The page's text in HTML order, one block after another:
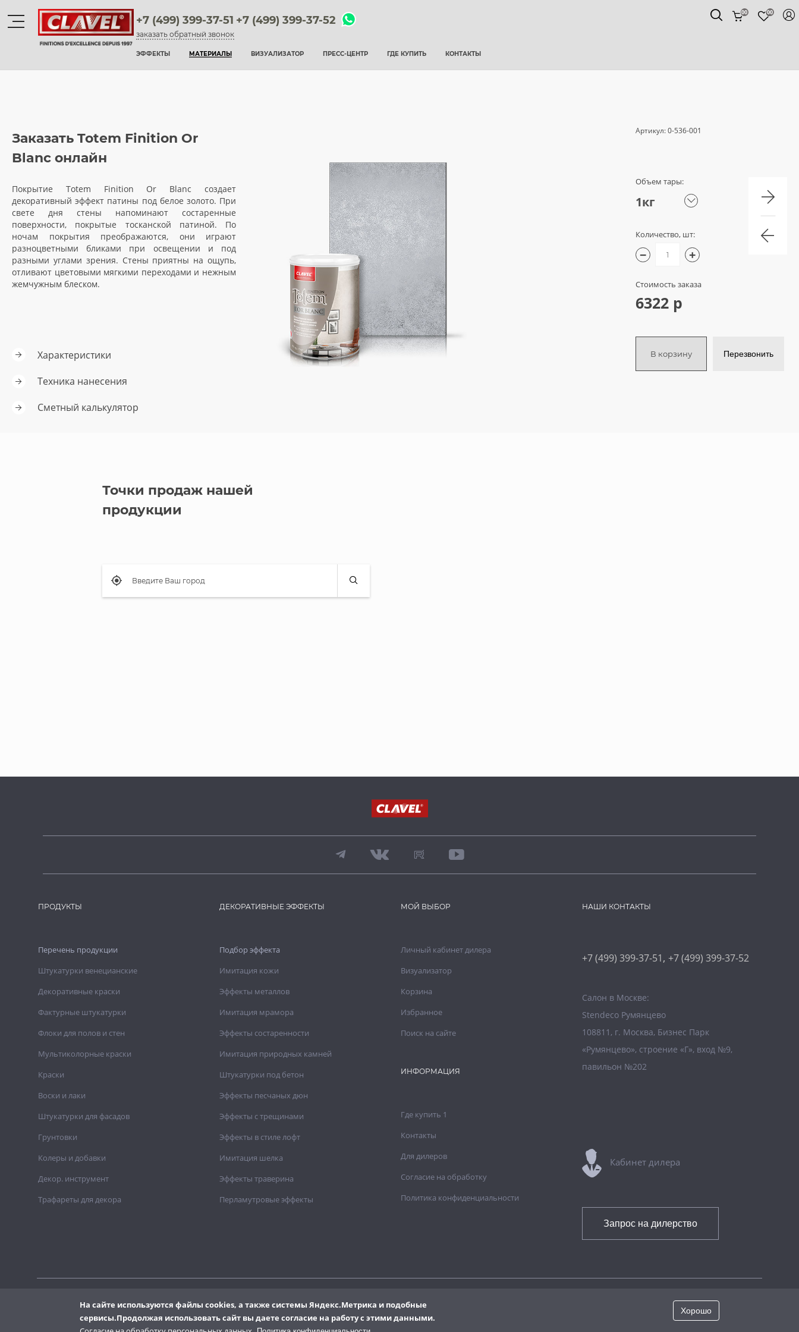
+7 (499) 399-37-51 +7 (499) 399-37-52
заказать обратный звонок
ЭФФЕКТЫ МАТЕРИАЛЫ ВИЗУАЛИЗАТОР ПРЕСС-ЦЕНТР ГДЕ КУПИТЬ КОНТАКТЫ
00 00
Материалы
фактурные штукатурки
флоки
мультиколорные краски
краски
воски и лаки
штукатурки для фасадов
грунтовки
Заказать Totem Finition Or
Blanc онлайн
Покрытие Totem Finition Or Blanc создает
декоративный эффект патины под белое золото. При
свете дня стены напоминают состаренные
поверхности, покрытые тосканской патиной. По
ночам покрытия преображаются, они играют
разноцветными бликами при освещении и под
разными углами зрения. Стены приятны на ощупь,
отливают цветовыми мягкими переходами и нежным
жемчужным блеском.
Характеристики
Техника нанесения
Сметный калькулятор
Артикул:0-536-001
Объем тары:
1кг
Количество, шт:
− +
Стоимость заказа
6322 р
В корзину Перезвонить
Точки продаж нашей
продукции
ПРОДУКТЫ
Перечень продукции
Штукатурки венецианские
Декоративные краски
Фактурные штукатурки
Флоки для полов и стен
Мультиколорные краски
Краски
Воски и лаки
Штукатурки для фасадов
Грунтовки
Колеры и добавки
Декор. инструмент
Трафареты для декора
ДЕКОРАТИВНЫЕ ЭФФЕКТЫ
Подбор эффекта
Имитация кожи
Эффекты металлов
Имитация мрамора
Эффекты состаренности
Имитация природных камней
Штукатурки под бетон
Эффекты песчаных дюн
Эффекты с трещинами
Эффекты в стиле лофт
Имитация шелка
Эффекты траверина
Перламутровые эффекты
МОЙ ВЫБОР
Личный кабинет дилера
Визуализатор
Корзина
Избранное
Поиск на сайте
ИНФОРМАЦИЯ
Где купить 1
Контакты
Для дилеров
Согласие на обработку
Политика конфиденциальности
НАШИ КОНТАКТЫ
+7 (499) 399-37-51, +7 (499) 399-37-52
Салон в Москве:
Stendeco Румянцево
108811, г. Москва, Бизнес Парк
«Румянцево», строение «Г», вход №9,
павильон №202
Кабинет дилера
Запрос на дилерство
Copyright © 2001-2026. Вся информация, размещенная на сайте является собственностью «Clavel Paints Ltd».
Копирование текстовых или графических материалов допускается только с разрешения правообладателя.
На сайте используются файлы cookies, а также системы Яндекс.Метрика и подобные
сервисы.Продолжая использовать сайт вы даете согласие на работу с этими данными.
Хорошо